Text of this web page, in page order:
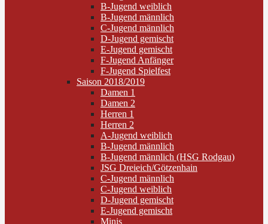
B-Jugend weiblich
B-Jugend männlich
C-Jugend männlich
D-Jugend gemischt
E-Jugend gemischt
F-Jugend Anfänger
F-Jugend Spielfest
Saison 2018/2019
Damen 1
Damen 2
Herren 1
Herren 2
A-Jugend weiblich
B-Jugend männlich
B-Jugend männlich (HSG Rodgau)
JSG Dreieich/Götzenhain
C-Jugend männlich
C-Jugend weiblich
D-Jugend gemischt
E-Jugend gemischt
Minis